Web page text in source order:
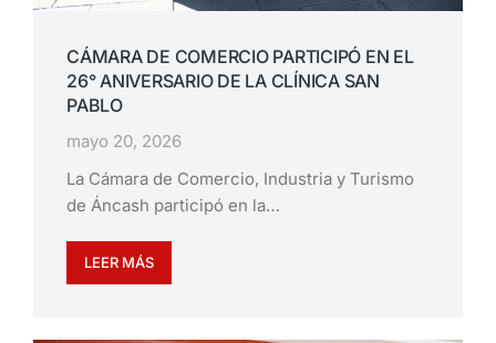
CÁMARA DE COMERCIO PARTICIPÓ EN EL
26° ANIVERSARIO DE LA CLÍNICA SAN
PABLO
mayo 20, 2026
La Cámara de Comercio, Industria y Turismo
de Áncash participó en la…
LEER MÁS